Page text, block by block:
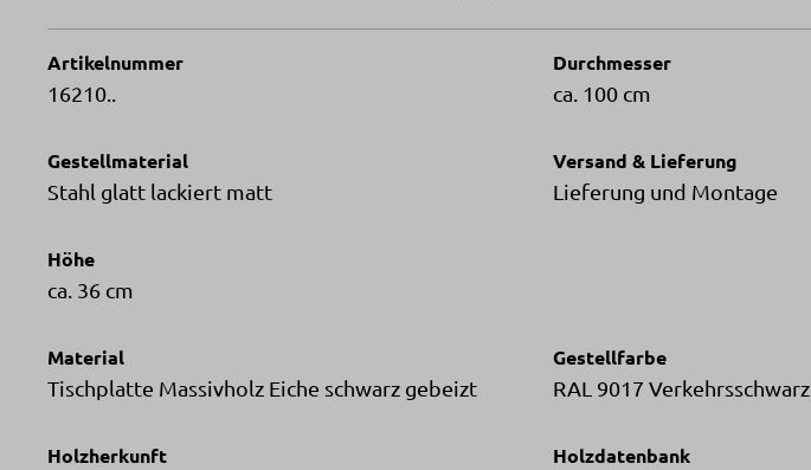
Artikelnummer
16210..
Durchmesser
ca. 100 cm
Gestellmaterial
Stahl glatt lackiert matt
Versand & Lieferung
Lieferung und Montage
Höhe
ca. 36 cm
Material
Tischplatte Massivholz Eiche schwarz gebeizt
Gestellfarbe
RAL 9017 Verkehrsschwarz
Holzherkunft
Holzdatenbank